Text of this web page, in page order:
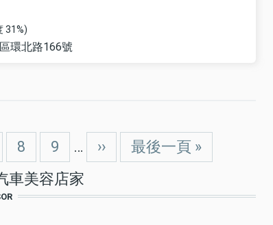
31%)
環北路166號
Page
8 Page
9 …
下
››
Last
最後一頁 »
車美容店家